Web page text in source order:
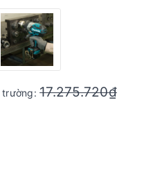
trường:17.275.720₫